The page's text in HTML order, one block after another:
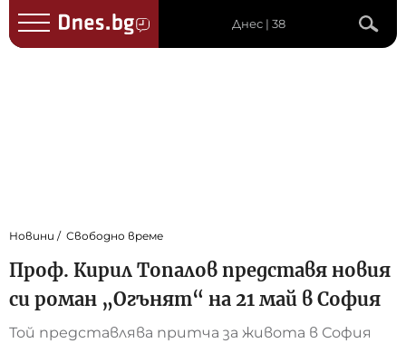
Днес | 38
Новини Свободно време
Проф. Кирил Топалов представя новия
си роман „Огънят“ на 21 май в София
Той представлява притча за живота в София